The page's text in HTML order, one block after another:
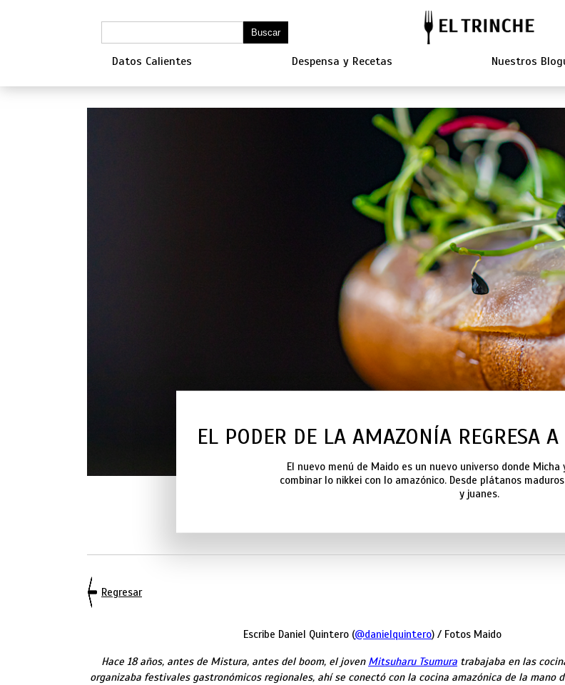
Datos Calientes Despensa y Recetas Nuestros
EL PODER DE LA AMAZONÍA REGRESA
El nuevo menú de Maido es un nuevo universo donde
combinar lo nikkei con lo amazónico. Desde plátanos
y juanes.
Regresar
Escribe Daniel Quintero (@danielquintero) / Fotos Maido
Hace 18 años, antes de Mistura, antes del boom, el joven Mitsuharu Tsumura trabajaba en las
organizaba festivales gastronómicos regionales, ahí se conectó con la cocina amazónica de la mano